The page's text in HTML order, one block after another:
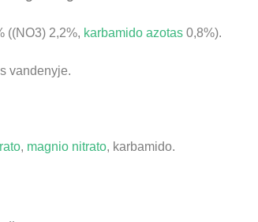
((NO3) 2,2%, karbamido azotas 0,8%).
vandenyje.
, magnio nitrato, karbamido.